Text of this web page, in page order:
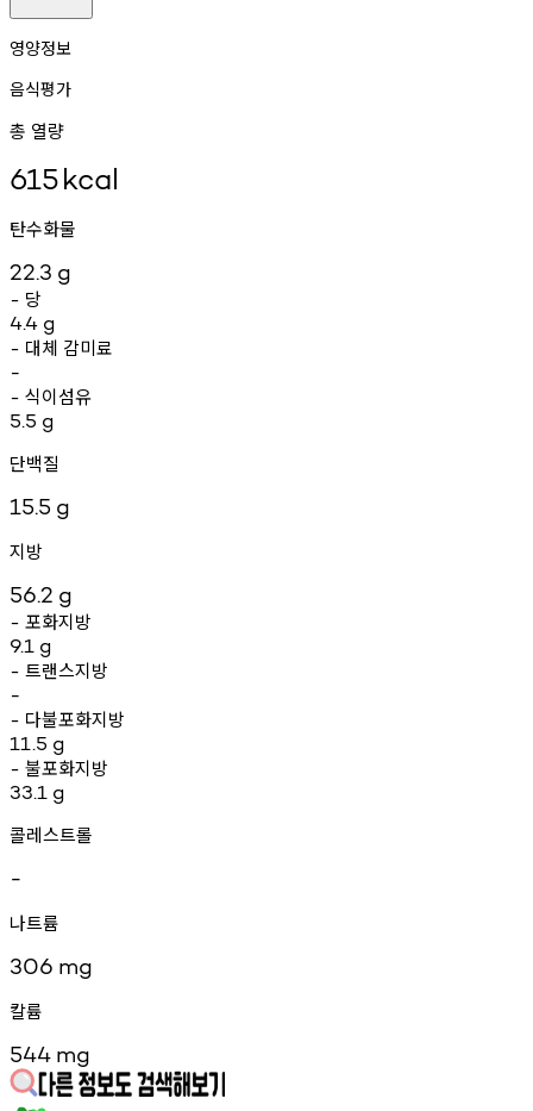
영양정보
음식평가
총 열량
615kcal
탄수화물
22.3 g
- 당
4.4 g
- 대체 감미료
-
- 식이섬유
5.5 g
단백질
15.5 g
지방
56.2 g
- 포화지방
9.1 g
- 트랜스지방
-
- 다불포화지방
11.5 g
- 불포화지방
33.1 g
콜레스트롤
-
나트륨
306 mg
칼륨
544 mg